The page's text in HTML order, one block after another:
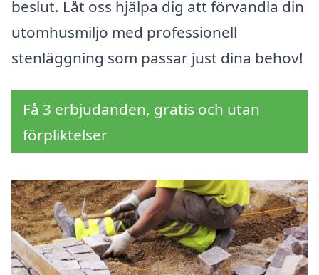
beslut. Låt oss hjälpa dig att förvandla din
utomhusmiljö med professionell
stenläggning som passar just dina behov!
Få 3 erbjudanden, gratis och utan
förpliktelser